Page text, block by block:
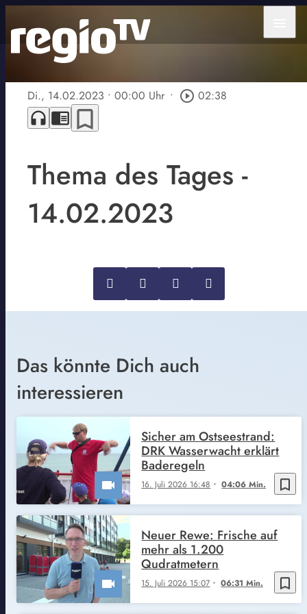
Di., 14.02.2023 • 00:00 Uhr • play_circle_outline 02:38
headphones chrome_reader_mode bookmark_border
Thema des Tages -
14.02.2023
Das könnte Dich auch
interessieren
bookmark_border
16. Juli 2026 16:48 04:06 Min.
Sicher am Ostseestrand:
DRK Wasserwacht erklärt
Baderegeln
bookmark_border
15. Juli 2026 15:07 06:31 Min.
Neuer Rewe: Frische auf
mehr als 1.200
Qudratmetern